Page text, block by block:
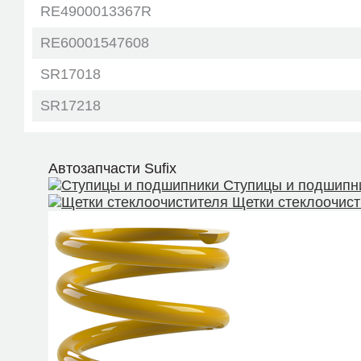
RE4900013367R
RE60001547608
SR17018
SR17218
GIL04018
GIL04021
JTC-634
R9IAM03011
KSR035
HSR21142AY
HNQ2114GQ
Автозапчасти Sufix
Ступицы и
Щетки